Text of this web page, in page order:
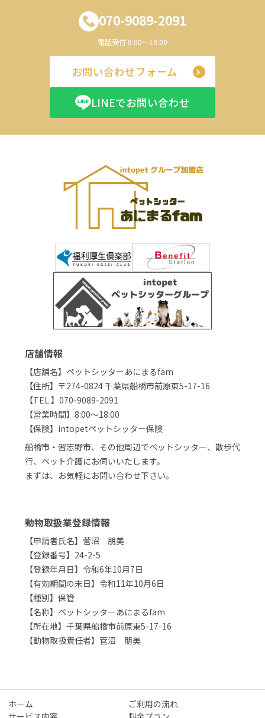
070-9089-2091
電話受付 8:00～18:00
お問い合わせフォーム
LINEでお問い合わせ
店舗情報
【店舗名】ペットシッターあにまるfam
【住所】〒274-0824 千葉県船橋市前原東5-17-16
【TEL 】070-9089-2091
【営業時間】8:00～18:00
【保険】intopetペットシッター保険
船橋市・習志野市、その他周辺でペットシッター、散歩代
行、ペット介護にお伺いいたします。
まずは、お気軽にお問い合わせ下さい。
動物取扱業登録情報
【申請者氏名】菅沼 朋美
【登録番号】24-2-5
【登録年月日】令和6年10月7日
【有効期間の末日】令和11年10月6日
【種別】保管
【名称】ペットシッターあにまるfam
【所在地】千葉県船橋市前原東5-17-16
【動物取扱責任者】菅沼 朋美
ホーム
ご利用の流れ